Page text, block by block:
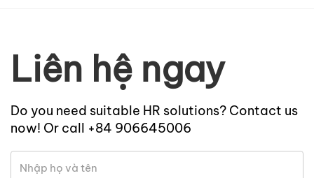
Liên hệ ngay
Do you need suitable HR solutions? Contact us
now! Or call +84 906645006